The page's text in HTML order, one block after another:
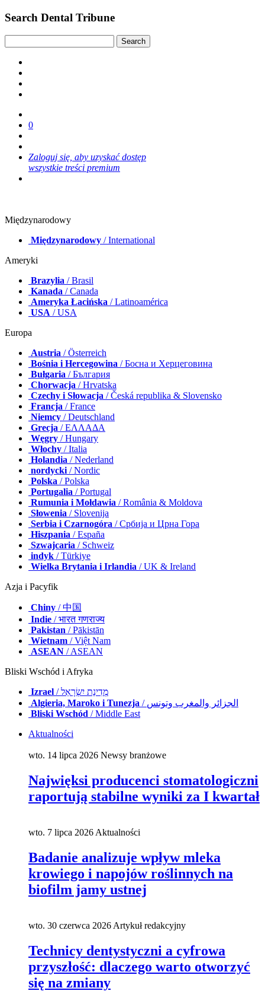
Search Dental Tribune
0
Zaloguj się, aby uzyskać dostęp
wszystkie treści premium
Międzynarodowy
Międzynarodowy / International
Ameryki
Brazylia / Brasil
Kanada / Canada
Ameryka Łacińska / Latinoamérica
USA / USA
Europa
Austria / Österreich
Bośnia i Hercegowina / Босна и Херцеговина
Bułgaria / България
Chorwacja / Hrvatska
Czechy i Słowacja / Česká republika & Slovensko
Francja / France
Niemcy / Deutschland
Grecja / ΕΛΛΑΔΑ
Węgry / Hungary
Włochy / Italia
Holandia / Nederland
nordycki/ Nordic
Polska / Polska
Portugalia / Portugal
Rumunia i Mołdawia / România & Moldova
Słowenia / Slovenija
Serbia i Czarnogóra / Србија и Црна Гора
Hiszpania / España
Szwajcaria / Schweiz
indyk / Türkiye
Wielka Brytania i Irlandia / UK & Ireland
Azja i Pacyfik
Chiny / 中国
Indie / भारत गणराज्य
Pakistan / Pākistān
Wietnam / Việt Nam
ASEAN / ASEAN
Bliski Wschód i Afryka
Izrael
/ מְדִינַת יִשְׂרָאֵל
Algieria, Maroko i Tunezja
/ الجزائر والمغرب وتونس
Bliski Wschód / Middle East
Aktualności
wto. 14 lipca 2026 Newsy branżowe
Najwięksi producenci stomatologiczni
raportują stabilne wyniki za I kwartał
wto. 7 lipca 2026 Aktualności
Badanie analizuje wpływ mleka
krowiego i napojów roślinnych na
biofilm jamy ustnej
wto. 30 czerwca 2026 Artykuł redakcyjny
Technicy dentystyczni a cyfrowa
przyszłość: dlaczego warto otworzyć
się na zmiany